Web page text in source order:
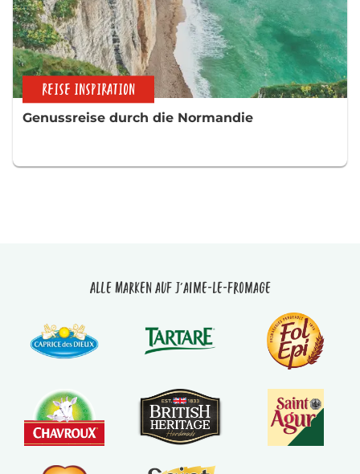
REISE INSPIRATION
Genussreise durch die Normandie
Alle Marken auf J'aime-le-fromage